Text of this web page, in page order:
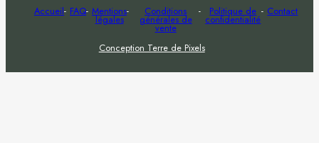
Accueil FAQ Mentions
légales
Conditions
générales de
vente
Politique de
confidentialité
Contact
Conception Terre de Pixels